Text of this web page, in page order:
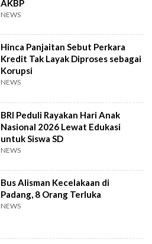
AKBP
NEWS
Hinca Panjaitan Sebut Perkara
Kredit Tak Layak Diproses sebagai
Korupsi
NEWS
BRI Peduli Rayakan Hari Anak
Nasional 2026 Lewat Edukasi
untuk Siswa SD
NEWS
Bus Alisman Kecelakaan di
Padang, 8 Orang Terluka
NEWS